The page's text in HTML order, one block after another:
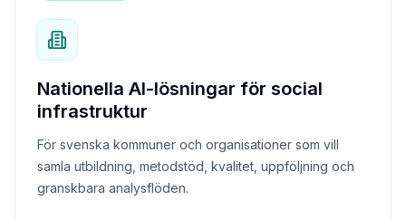
Nationella AI-lösningar för social
infrastruktur
För svenska kommuner och organisationer som vill
samla utbildning, metodstöd, kvalitet, uppföljning och
granskbara analysflöden.